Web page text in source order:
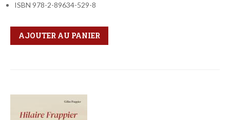
ISBN 978-2-89634-529-8
Qté
Format
AJOUTER AU PANIER